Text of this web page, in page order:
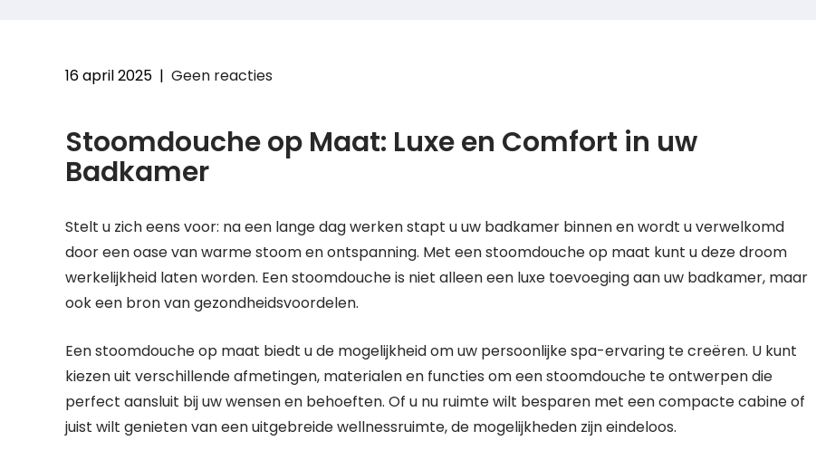
16 april 2025 | Geen reacties
Stoomdouche op Maat: Luxe en Comfort in uw
Badkamer
Stelt u zich eens voor: na een lange dag werken stapt u uw badkamer binnen en wordt u verwelkomd
door een oase van warme stoom en ontspanning. Met een stoomdouche op maat kunt u deze droom
werkelijkheid laten worden. Een stoomdouche is niet alleen een luxe toevoeging aan uw badkamer, maar
ook een bron van gezondheidsvoordelen.
Een stoomdouche op maat biedt u de mogelijkheid om uw persoonlijke spa-ervaring te creëren. U kunt
kiezen uit verschillende afmetingen, materialen en functies om een stoomdouche te ontwerpen die
perfect aansluit bij uw wensen en behoeften. Of u nu ruimte wilt besparen met een compacte cabine of
juist wilt genieten van een uitgebreide wellnessruimte, de mogelijkheden zijn eindeloos.